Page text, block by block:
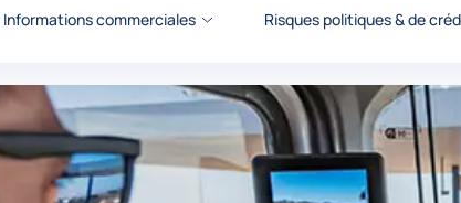
Informations commerciales Risques politiques & de